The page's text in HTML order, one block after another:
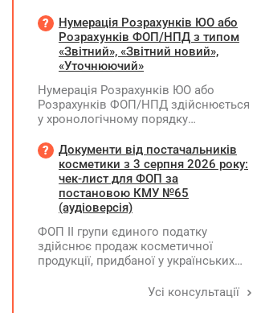
ПДФО та ВЗ. Крім того, статутний
капітал збільшувався за рахунок
нерозподіленого прибутку без
нарахування дивідендів. У 2026 році
виплатити кошти засновникам. Чи
потрібно утримувати ПДФО та ВЗ?
Нумерація Розрахунків ЮО або
Розрахунків ФОП/НПД з типом
«Звітний», «Звітний новий»,
«Уточнюючий»
Нумерація Розрахунків ЮО або
Розрахунків ФОП/НПД здійснюється
у хронологічному порядку
межах одного звітного
(податкового) періоду та не
продовжується в наступних
Документи від постачальників
косметики з 3 серпня 2026 року:
чек-лист для ФОП за
постановою КМУ №65
(аудіоверсія)
ФОП ІІ групи єдиного податку
здійснює продаж косметичної
продукції, придбаної у українських
потрібно вимагати відУсі консультації